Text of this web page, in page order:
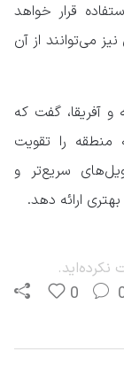
قرار خواهد
می‌توانند از آن
و آفریقا، گفت که
منطقه را تقویت
سریع‌تر و
ارائه دهد.
نکرده‌اید.
0